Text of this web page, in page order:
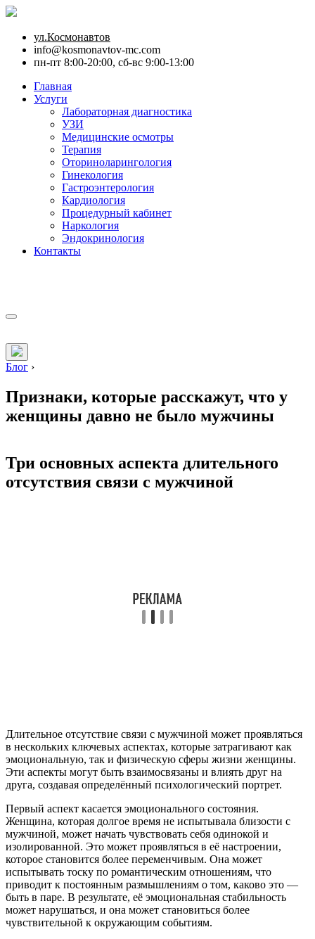
ул.Космонавтов
info@kosmonavtov-mc.com
пн-пт 8:00-20:00, сб-вс 9:00-13:00
Главная
Услуги
Лабораторная диагностика
УЗИ
Медицинские осмотры
Терапия
Оториноларингология
Гинекология
Гастроэнтерология
Кардиология
Процедурный кабинет
Наркология
Эндокринология
Контакты
Блог ›
Признаки, которые расскажут, что у
женщины давно не было мужчины
Три основных аспекта длительного
отсутствия связи с мужчиной
Длительное отсутствие связи с мужчиной может проявляться
в нескольких ключевых аспектах, которые затрагивают как
эмоциональную, так и физическую сферы жизни женщины.
Эти аспекты могут быть взаимосвязаны и влиять друг на
друга, создавая определённый психологический портрет.
Первый аспект касается эмоционального состояния.
Женщина, которая долгое время не испытывала близости с
мужчиной, может начать чувствовать себя одинокой и
изолированной. Это может проявляться в её настроении,
которое становится более переменчивым. Она может
испытывать тоску по романтическим отношениям, что
приводит к постоянным размышлениям о том, каково это —
быть в паре. В результате, её эмоциональная стабильность
может нарушаться, и она может становиться более
чувствительной к окружающим событиям.